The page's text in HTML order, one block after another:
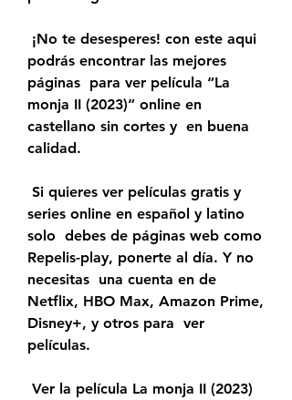
podrás encontrar las mejores
páginas  para ver película “La
monja II (2023)” online en
castellano sin cortes y  en buena
calidad.
series online en español y latino
solo  debes de páginas web como
Repelis-play, ponerte al día. Y no
necesitas  una cuenta en de
Netflix, HBO Max, Amazon Prime,
Disney+, y otros para  ver
películas.